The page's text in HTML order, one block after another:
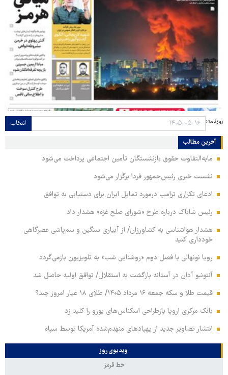
روزنامه: انتخاب
آخرین مطالب
مابه‌التفاوت حقوق بازنشستگان تأمین اجتماعی پرداخت می‌شود
نشست خبری رئیس‌جمهور فردا برگزار می‌شود
ادعای تکراری ترامپ درمورد تمایل ایران برای دستیابی به توافق
رئیس شاباک درباره طرح «شورای صلح غزه» هشدار داد
هشدار هواشناسی به کشاورزان/ از آبیاری سنگین و سم‌پاشی عصرگاهی
خودداری کنید
رویا نونهالی با فصل دوم «روشنایی شب» به تلویزیون بازمی‌گردد
آنتونیو آدان در آستانه بازگشت به استقلال/ توافق اولیه حاصل شد
قیمت طلا و سکه جمعه ۱۶ مرداد ۱۴۰۵/ طلای ۱۸ عیار امروز چند؟
بانک مرکزی اروپا بازطراحی اسکناس‌های یورو را کلید زد
انتشار تصاویر جدید از پهپادهای منهدم‌شده آمریکا توسط سپاه
ویدیوی روز
خط قرمز